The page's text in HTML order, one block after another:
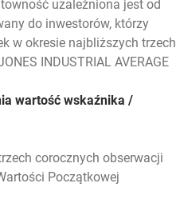
uzależniona jest od
do inwestorów, którzy
w okresie najbliższych trzech
INDUSTRIAL AVERAGE
wartość wskaźnika /
corocznych obserwacji
Początkowej